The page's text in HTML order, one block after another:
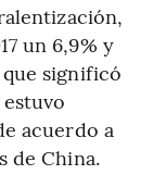
un 6,9% y
que significó
acuerdo a
de China.